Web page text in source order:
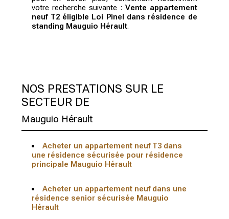
votre recherche suivante : Vente appartement
neuf T2 éligible Loi Pinel dans résidence de
standing Mauguio Hérault.
NOS PRESTATIONS SUR LE
SECTEUR DE
Mauguio Hérault
Acheter un appartement neuf T3 dans
une résidence sécurisée pour résidence
principale Mauguio Hérault
Acheter un appartement neuf dans une
résidence senior sécurisée Mauguio
Hérault